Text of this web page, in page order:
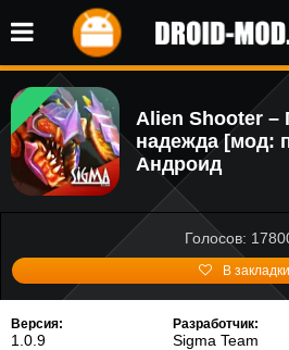
Alien Shooter –
надежда [мод:
Андроид
Голосов:
В закладки
Версия:
1.0.9
Разработчик:
Sigma Team